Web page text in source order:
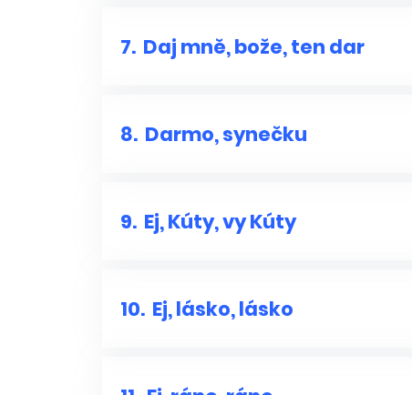
7. Daj mně, bože, ten dar
8. Darmo, synečku
9. Ej, Kúty, vy Kúty
10. Ej, lásko, lásko